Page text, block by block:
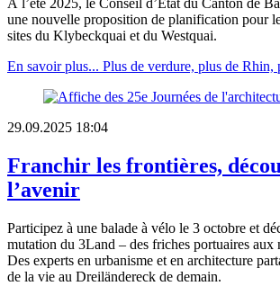
À l’été 2025, le Conseil d’État du Canton de
une nouvelle proposition de planification pour
sites du Klybeckquai et du Westquai.
En savoir plus... Plus de verdure, plus de Rhin,
29.09.2025 18:04
Franchir les frontières,
l’avenir
Participez à une balade à vélo le 3 octobre et
mutation du 3Land – des friches portuaires aux
Des experts en urbanisme et en architecture
de la vie au Dreiländereck de demain.